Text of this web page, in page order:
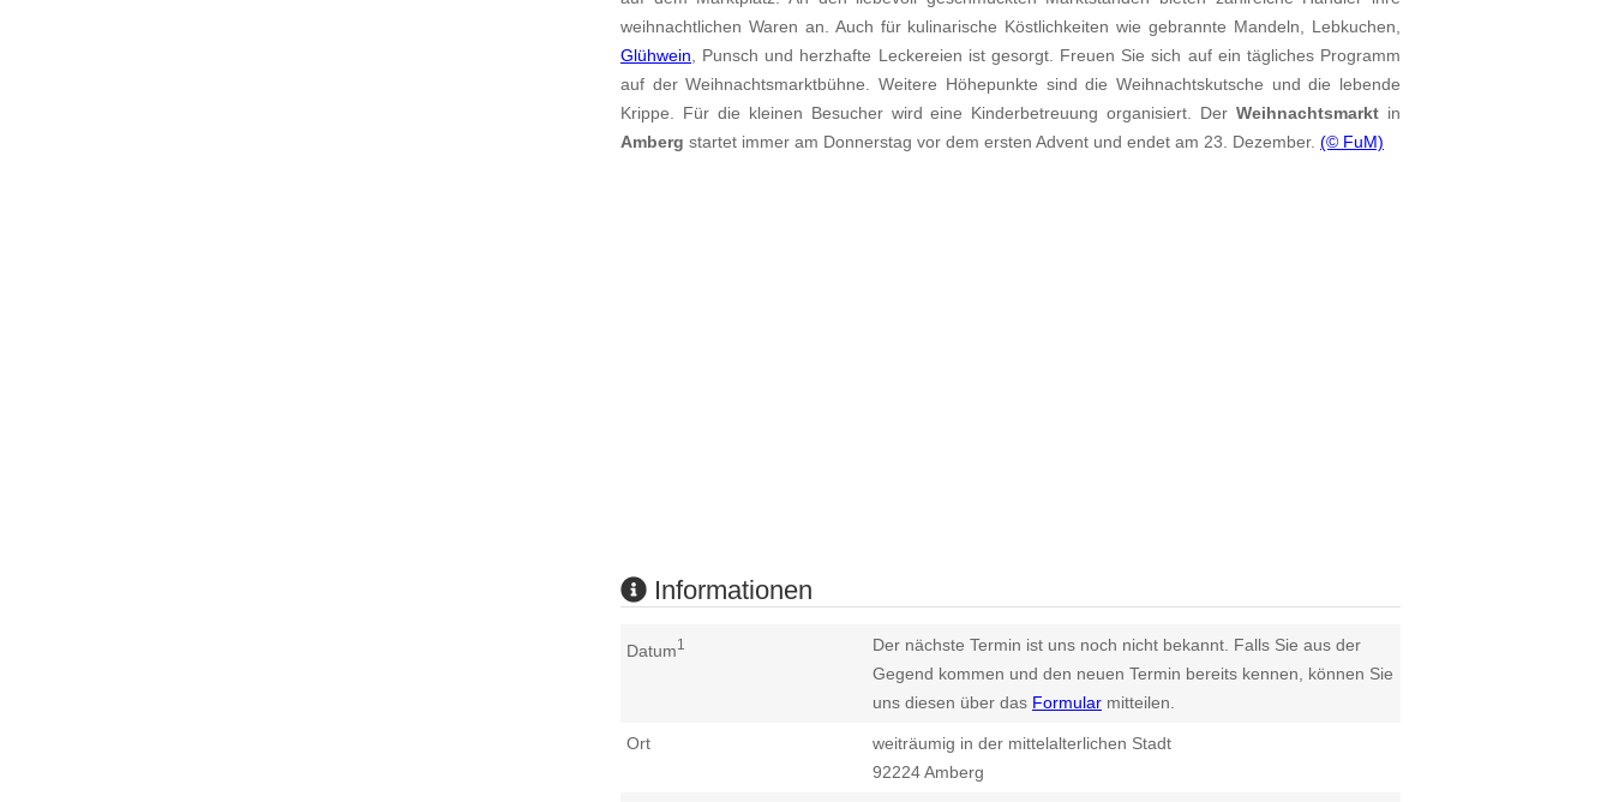
weihnachtlichen Waren an. Auch für kulinarische Köstlichkeiten wie gebrannte Mandeln, Lebkuchen,
Glühwein, Punsch und herzhafte Leckereien ist gesorgt. Freuen Sie sich auf ein tägliches Programm
auf der Weihnachtsmarktbühne. Weitere Höhepunkte sind die Weihnachtskutsche und die lebende
Krippe. Für die kleinen Besucher wird eine Kinderbetreuung organisiert. DerWeihnachtsmarkt in
Amberg startet immer am Donnerstag vor dem ersten Advent und endet am 23. Dezember. (© FuM)
Informationen
Datum1
Der nächste Termin ist uns noch nicht bekannt. Falls Sie aus der
Gegend kommen und den neuen Termin bereits kennen, können Sie
uns diesen über das Formular mitteilen.
Ort
weiträumig in der mittelalterlichen Stadt
92224Amberg